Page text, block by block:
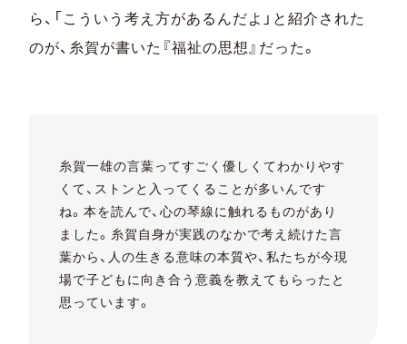
ら、「こういう考え方があるんだよ」と紹介された
のが、糸賀が書いた『福祉の思想』だった。
糸賀一雄の言葉ってすごく優しくてわかりやす
くて、ストンと入ってくることが多いんです
ね。本を読んで、心の琴線に触れるものがあり
ました。糸賀自身が実践のなかで考え続けた言
葉から、人の生きる意味の本質や、私たちが今現
場で子どもに向き合う意義を教えてもらったと
思っています。